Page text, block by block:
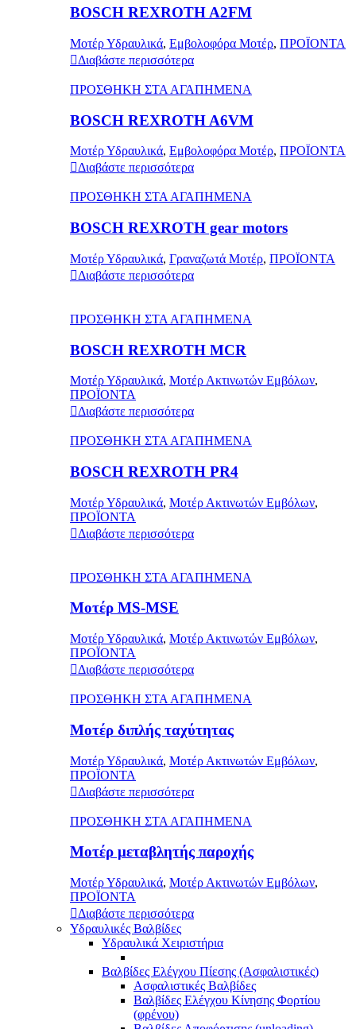
BOSCH REXROTH A2FM
Μοτέρ Υδραυλικά, Εμβολοφόρα Μοτέρ, ΠΡΟΪΟΝΤΑ
Διαβάστε περισσότερα
ΠΡΟΣΘΗΚΗ ΣΤΑ ΑΓΑΠΗΜΕΝΑ
BOSCH REXROTH A6VM
Μοτέρ Υδραυλικά, Εμβολοφόρα Μοτέρ, ΠΡΟΪΟΝΤΑ
Διαβάστε περισσότερα
ΠΡΟΣΘΗΚΗ ΣΤΑ ΑΓΑΠΗΜΕΝΑ
BOSCH REXROTH gear motors
Μοτέρ Υδραυλικά, Γραναζωτά Μοτέρ, ΠΡΟΪΟΝΤΑ
Διαβάστε περισσότερα
ΠΡΟΣΘΗΚΗ ΣΤΑ ΑΓΑΠΗΜΕΝΑ
BOSCH REXROTH MCR
Μοτέρ Υδραυλικά, Μοτέρ Ακτινωτών Εμβόλων,
ΠΡΟΪΟΝΤΑ
Διαβάστε περισσότερα
ΠΡΟΣΘΗΚΗ ΣΤΑ ΑΓΑΠΗΜΕΝΑ
BOSCH REXROTH PR4
Μοτέρ Υδραυλικά, Μοτέρ Ακτινωτών Εμβόλων,
ΠΡΟΪΟΝΤΑ
Διαβάστε περισσότερα
ΠΡΟΣΘΗΚΗ ΣΤΑ ΑΓΑΠΗΜΕΝΑ
Μοτέρ MS-MSE
Μοτέρ Υδραυλικά, Μοτέρ Ακτινωτών Εμβόλων,
ΠΡΟΪΟΝΤΑ
Διαβάστε περισσότερα
ΠΡΟΣΘΗΚΗ ΣΤΑ ΑΓΑΠΗΜΕΝΑ
Μοτέρ διπλής ταχύτητας
Μοτέρ Υδραυλικά, Μοτέρ Ακτινωτών Εμβόλων,
ΠΡΟΪΟΝΤΑ
Διαβάστε περισσότερα
ΠΡΟΣΘΗΚΗ ΣΤΑ ΑΓΑΠΗΜΕΝΑ
Μοτέρ μεταβλητής παροχής
Μοτέρ Υδραυλικά, Μοτέρ Ακτινωτών Εμβόλων,
ΠΡΟΪΟΝΤΑ
Διαβάστε περισσότερα
Υδραυλικές Βαλβίδες
Υδραυλικά Χειριστήρια
Βαλβίδες Ελέγχου Πίεσης (Ασφαλιστικές)
Ασφαλιστικές Βαλβίδες
Βαλβίδες Ελέγχου Κίνησης Φορτίου
(φρένου)